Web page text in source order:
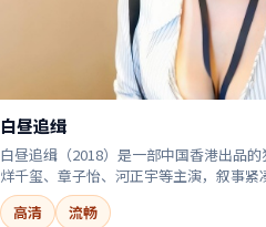
白昼追缉
白昼追缉（2018）是一部中国香港出品
烊千玺、章子怡、河正宇等主演，叙事紧
高清
流畅